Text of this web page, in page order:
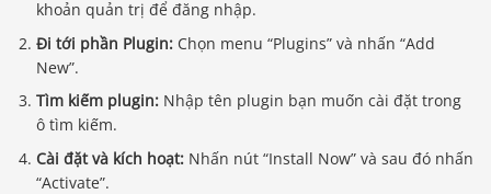
khoản quản trị để đăng nhập.
Đi tới phần Plugin: Chọn menu “Plugins” và nhấn “Add
New”.
Tìm kiếm plugin: Nhập tên plugin bạn muốn cài đặt trong
ô tìm kiếm.
Cài đặt và kích hoạt: Nhấn nút “Install Now” và sau đó nhấn
“Activate”.